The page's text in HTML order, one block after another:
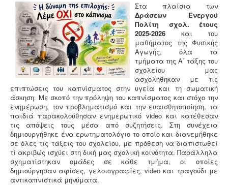
Στα πλαίσια των
Δράσεων Ενεργού
Πολίτη
σχολ. έτους
2025-2026 και του
μαθήματος της Φυσικής
Αγωγής, όλα τα
τμήματα της Α΄ τάξης του
σχολείου μας
ασχολήθηκαν με τις
επιπτώσεις του καπνίσματος στην υγεία και τη σωματική
άσκηση. Με σκοπό την πρόληψη του καπνίσματος και στόχο την
ενημέρωση, τον προβληματισμό και την ευαισθητοποίηση, τα
παιδιά παρακολούθησαν ενημερωτικό video και κατέθεσαν
τις απόψεις τους μέσα από συζητήσεις. Στη συνέχεια
δημιουργήθηκε ένα ερωτηματολόγιο το οποίο και διανεμήθηκε
σε όλες τις τάξεις του σχολείου, με πρόθεση να διαπιστωθεί
τί ακριβώς ισχύει στη δική μας σχολική κοινότητα. Παράλληλα
σχηματίστηκαν ομάδες σε κάθε τμήμα, οι οποίες
δημιούργησαν αφίσες, γελοιογραφίες, video και τραγούδι με
αντικαπνιστικά μηνύματα.